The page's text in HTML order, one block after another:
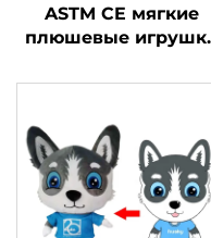
ASTM CE мягкие
плюшевые
изготовленные на
плюшевые игрушки
для продажи